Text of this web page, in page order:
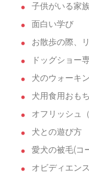
子供がいる家
面白い学び
お散歩の際、
ドッグショー
犬のウォーキ
犬用食用おも
オフリッシュ
犬との遊び方
愛犬の被毛(コ
オビディエン